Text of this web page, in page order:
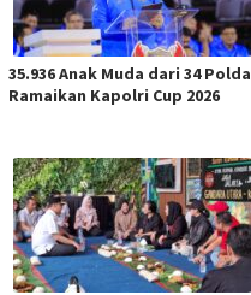
35.936 Anak Muda dari 34 Polda
Ramaikan Kapolri Cup 2026